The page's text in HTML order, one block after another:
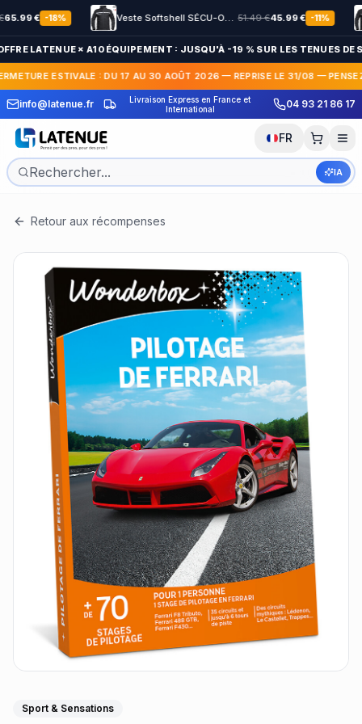
€ -18% Veste Softshell SÉCU-ONE HV-TAPE Sécurité Privée noir 51.49€45.99€ -11%
LATENUE × A10 ÉQUIPEMENT : JUSQU'À -19 % SUR LES TENUES
ESTIVALE : DU 17 AU 30 AOÛT 2026 — REPRISE LE 31/08 —
info@latenue.fr
Livraison Express en France et
International
Paiement en 3x / 4x sans frais04 93 21 86 17
FR
IA
Retour aux récompenses
Sport & Sensations